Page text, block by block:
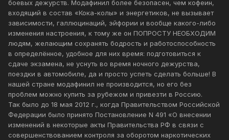
боевых дежурств. Модафинил более безопасен, чем кофеин,
входящий в состав «Кока-колы» и энергетиков, не вызывает
зависимости, галлюцинаций, эйфории и вообще какого-либо
изменения настроения, к тому же он ПОПРОСТУ НЕОБХОДИМ
людям, желающим сохранять бодрость и работоспособность
в определённое, удобное для них время: подготовиться к
сдаче экзамена, не уснуть во время ночного дежурства,
поездки в автомобиле, да и просто успеть сделать больше! В
нашей стране модафинил не производится, но его без
проблем можно купить за рубежом и привезти в Россию.
Так было до 18 мая 2012 г., когда Правительством Российской
Федерации было принято Постановление N 491 «О внесении
изменений в некоторые акты Правительства РФ в связи с
совершенствованием контроля за оборотом наркотических